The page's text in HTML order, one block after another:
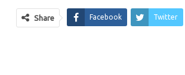
Share Facebook Twitter